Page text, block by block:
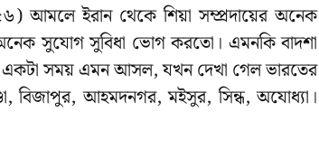
আমলে ইরান থেকে শিয়া সম্প্রদায়ের অনেক
সুযোগ সুবিধা ভোগ করতো। এমনকি বাদশা
একটা সময় এমন আসল, যখন দেখা গেল ভারতের
বিজাপুর, আহমদনগর, মইসুর, সিন্ধ, অযোধ্যা।